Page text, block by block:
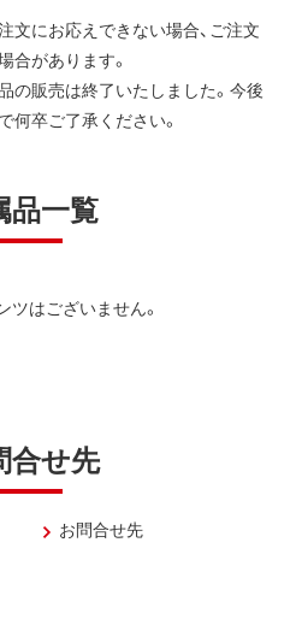
文にお応えできない場合、ご注文
合があります。
の販売は終了いたしました。今後
何卒ご了承ください。
品一覧
ツはございません。
合せ先
お問合せ先